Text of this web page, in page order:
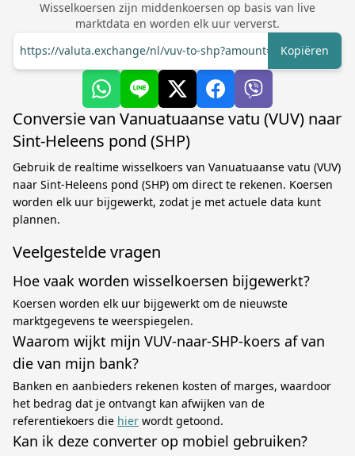
Wisselkoersen zijn middenkoersen op basis van live
marktdata en worden elk uur ververst.
https://valuta.exchange/nl/vuv-to-shp?amount=1
Kopiëren
Conversie van Vanuatuaanse vatu (VUV) naar
Sint-Heleens pond (SHP)
Gebruik de realtime wisselkoers van Vanuatuaanse vatu (VUV)
naar Sint-Heleens pond (SHP) om direct te rekenen. Koersen
worden elk uur bijgewerkt, zodat je met actuele data kunt
plannen.
Veelgestelde vragen
Hoe vaak worden wisselkoersen bijgewerkt?
Koersen worden elk uur bijgewerkt om de nieuwste
marktgegevens te weerspiegelen.
Waarom wijkt mijn VUV-naar-SHP-koers af van
die van mijn bank?
Banken en aanbieders rekenen kosten of marges, waardoor
het bedrag dat je ontvangt kan afwijken van de
referentiekoers die hier wordt getoond.
Kan ik deze converter op mobiel gebruiken?